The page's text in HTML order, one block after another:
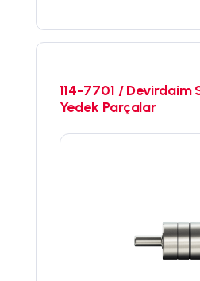
114-7701 / Devirdaim
Yedek Parçalar